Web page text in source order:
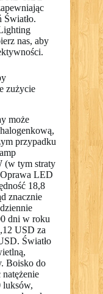
nas, aby
zużycie
może
przypadku
(w tym straty
LED
18,8
znacznie
dni w roku
USD za
Światło
Boisko do
luksów,